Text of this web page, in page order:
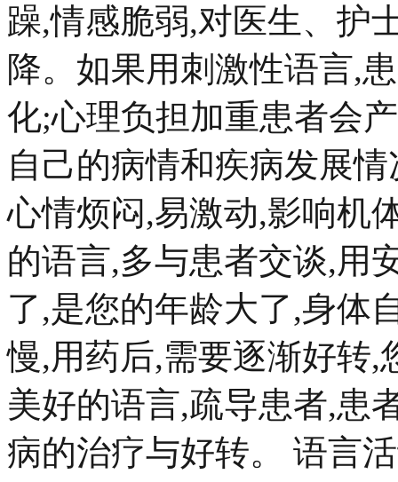
躁,情感脆弱,对医生、护
降。如果用刺激性语言,
化;心理负担加重患者会
自己的病情和疾病发展
心情烦闷,易激动,影响机
的语言,多与患者交谈,用
了,是您的年龄大了,身体
慢,用药后,需要逐渐好转,
美好的语言,疏导患者,患
病的治疗与好转。 语言